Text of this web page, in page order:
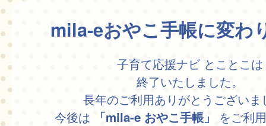
mila-eおやこ手帳に変わ
子育て応援ナビ とことこは
終了いたしました。
長年のご利用ありがとうございま
今後は
「mila-e おやこ手帳」 をご利